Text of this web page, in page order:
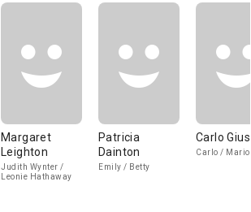
Margaret
Leighton
Judith Wynter /
Leonie Hathaway
Patricia
Dainton
Emily / Betty
Carlo
Carlo / Mario